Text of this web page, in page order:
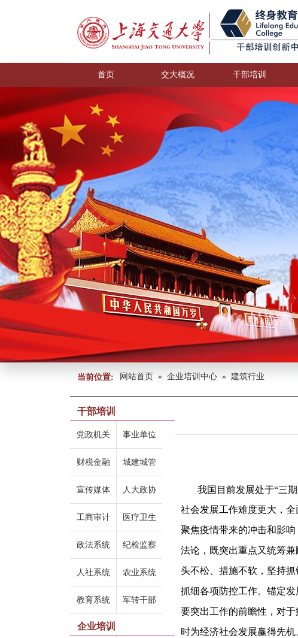
首页 交大概况 干部培训
当前位置: 网站首页 » 企业培训中心 » 建筑行业
干部培训
党政机关 事业单位
财税金融 城建城管
宣传媒体 人大政协
工商审计 医疗卫生
政法系统 纪检监察
人社系统 农业系统
教育系统 军转干部
企业培训
我国目前发展处于“三
社会发展工作难度更大，
聚焦疫情带来的冲击和影
法论，既突出重点又统筹
头不松、措施不软，坚持
抓细各项防控工作。锚定
要突出工作的前瞻性，对
时为经济社会发展赢得先机